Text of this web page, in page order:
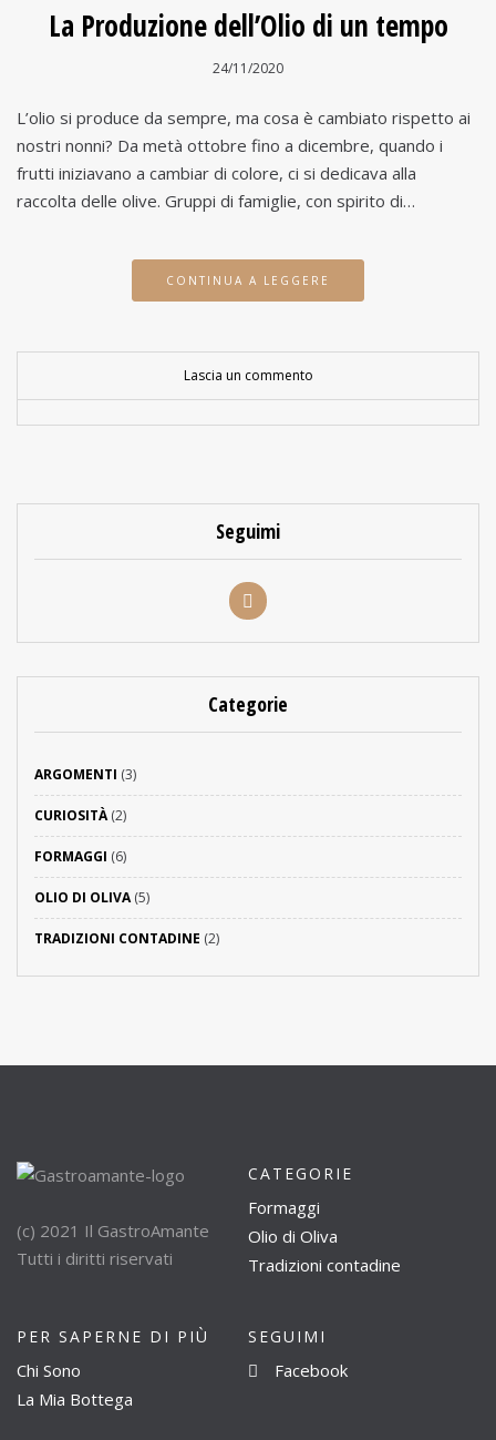
La Produzione dell’Olio di un tempo
24/11/2020
L’olio si produce da sempre, ma cosa è cambiato rispetto ai
nostri nonni? Da metà ottobre fino a dicembre, quando i
frutti iniziavano a cambiar di colore, ci si dedicava alla
raccolta delle olive. Gruppi di famiglie, con spirito di…
CONTINUA A LEGGERE
Lascia un commento
Seguimi
Categorie
ARGOMENTI (3)
CURIOSITÀ(2)
FORMAGGI (6)
OLIO DI OLIVA(5)
TRADIZIONI CONTADINE (2)
(c) 2021 Il GastroAmante
Tutti i diritti riservati
CATEGORIE
Formaggi
Olio di Oliva
Tradizioni contadine
PER SAPERNE DI PIÙ
Chi Sono
La Mia Bottega
SEGUIMI
Facebook